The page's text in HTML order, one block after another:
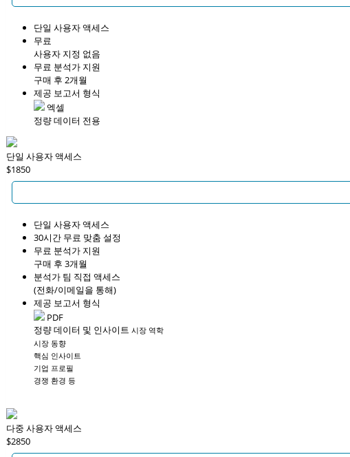
단일 사용자 액세스
무료
사용자 지정 없음
무료 분석가 지원
구매 후 2개월
제공 보고서 형식
엑셀
정량 데이터 전용
단일 사용자 액세스
$1850
단일 사용자 액세스
30시간 무료 맞춤 설정
무료 분석가 지원
구매 후 3개월
분석가 팀 직접 액세스
(전화/이메일을 통해)
제공 보고서 형식
PDF
정량 데이터 및 인사이트 시장 역학
시장 동향
핵심 인사이트
기업 프로필
경쟁 환경 등
다중 사용자 액세스
$2850